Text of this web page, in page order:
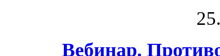
Вебинар.